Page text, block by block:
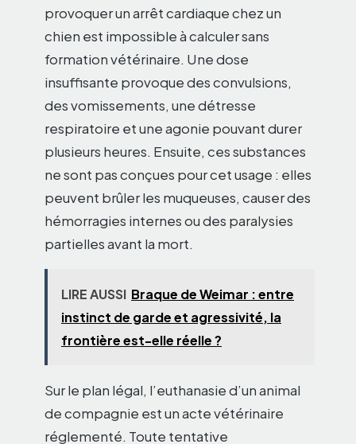
provoquer un arrêt cardiaque chez un
chien est impossible à calculer sans
formation vétérinaire. Une dose
insuffisante provoque des convulsions,
des vomissements, une détresse
respiratoire et une agonie pouvant durer
plusieurs heures. Ensuite, ces substances
ne sont pas conçues pour cet usage : elles
peuvent brûler les muqueuses, causer des
hémorragies internes ou des paralysies
partielles avant la mort.
LIRE AUSSI Braque de Weimar : entre
instinct de garde et agressivité, la
frontière est-elle réelle ?
Sur le plan légal, l’euthanasie d’un animal
de compagnie est un acte vétérinaire
réglementé. Toute tentative